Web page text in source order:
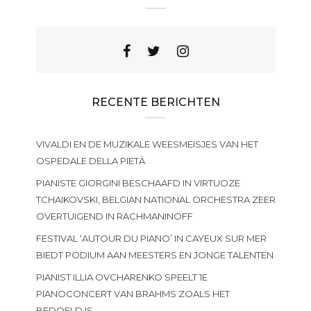
RECENTE BERICHTEN
VIVALDI EN DE MUZIKALE WEESMEISJES VAN HET
OSPEDALE DELLA PIETÀ
PIANISTE GIORGINI BESCHAAFD IN VIRTUOZE
TCHAIKOVSKI, BELGIAN NATIONAL ORCHESTRA ZEER
OVERTUIGEND IN RACHMANINOFF
FESTIVAL ‘AUTOUR DU PIANO’ IN CAYEUX SUR MER
BIEDT PODIUM AAN MEESTERS EN JONGE TALENTEN
PIANIST ILLIA OVCHARENKO SPEELT 1E
PIANOCONCERT VAN BRAHMS ZOALS HET